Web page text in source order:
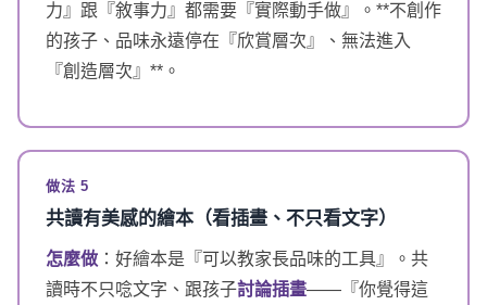
力』跟『敘事力』都需要『實際動手做』。**不創作
的孩子、品味永遠停在『欣賞層次』、無法進入
『創造層次』**。
做法 5
共讀有美感的繪本（看插畫、不只看文字）
怎麼做 ：好繪本是『可以教家長品味的工具』。共
讀時不只唸文字、跟孩子討論插畫——『你覺得這